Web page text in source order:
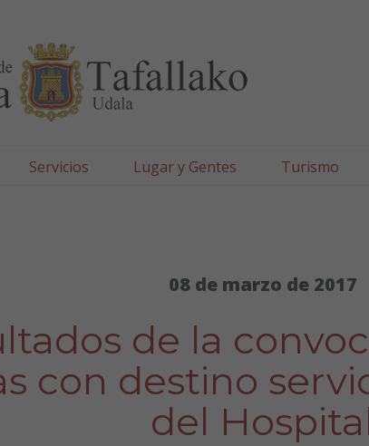
Servicios Lugar y Gentes Turismo
08 de marzo de 2017
de la
con destino
del